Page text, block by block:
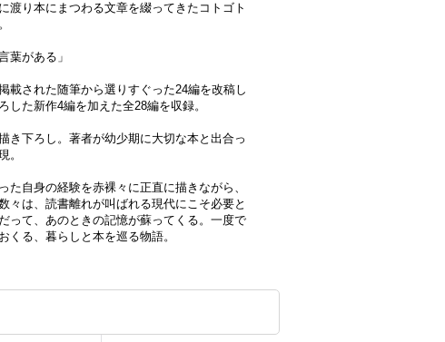
渡り本にまつわる文章を綴ってきたコトゴト
葉がある」
載された随筆から選りすぐった24編を改稿し
た新作4編を加えた全28編を収録。
き下ろし。著者が幼少期に大切な本と出合っ
。
自身の経験を赤裸々に正直に描きながら、
々は、読書離れが叫ばれる現代にこそ必要と
って、あのときの記憶が蘇ってくる。一度で
くる、暮らしと本を巡る物語。